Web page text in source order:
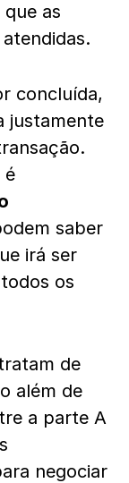
as
concluída,
justamente
é
saber
irá ser
os
de
além de
a parte A
negociar